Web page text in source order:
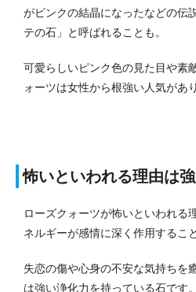
がピンクの結晶になったなどの伝
テの石」と呼ばれることも。
可愛らしいピンク色の見た目や素
ォーツは女性から根強い人気があ
怖いといわれる理由は
ローズクォーツが怖いといわれる
ネルギーが感情に深く作用するこ
失恋の傷や心身の不安な気持ちを
は強い浄化力を持っている石です。